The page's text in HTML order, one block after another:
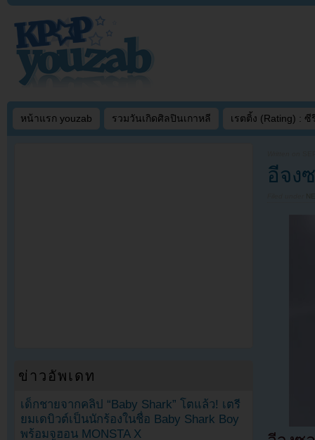
หน้าแรก youzab รวมวันเกิดศิลปินเกาหลี เรตติ้ง (Rating) : ซี
อีจง
ข่าวอัพเดท
เด็กชายจากคลิป “Baby Shark” โตแล้ว! เตรี
ยมเดบิวต์เป็นนักร้องในชื่อ Baby Shark Boy
พร้อมจูฮอน MONSTA X